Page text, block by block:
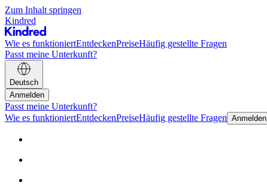
Zum Inhalt springen
Kindred
Wie es funktioniertEntdeckenPreiseHäufig gestellte Fragen
Passt meine Unterkunft?
Deutsch
Anmelden
Passt meine Unterkunft?
Wie es funktioniertEntdeckenPreiseHäufig gestellte Fragen Anmelden